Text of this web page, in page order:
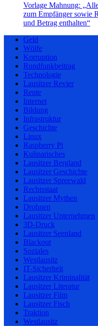
Vorlage Mahnung:
zum Empfänger sowie
und Betrag enthalten“
Geld
Wölfe
Korruption
Rundfunkbeitrag
Technologie
Lausitzer Revier
Rente
Internet
Bildung
Infrastruktur
Geschichte
Linux
Raspberry Pi
Kulinarisches
Lausitzer Bergland
Lausitzer Geschichte
Lausitzer Spreewald
Rechtsstaat
Lausitzer Mythen
Drohnen
Lausitzer Unternehmen
3D-Druck
Lausitzer Seenland
Blackout
Soziales
Westlausitz
IT-Sicherheit
Lausitzer Kriminalität
Lausitzer Literatur
Lausitzer Film
Lausitzer Fisch
Traktion
Westlausitz